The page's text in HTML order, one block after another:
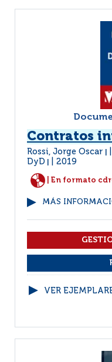
Contratos
Rossi, Jorge Oscar
DyD
2019
| En formato
MÁS
VER